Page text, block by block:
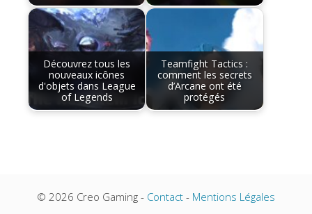
Découvrez tous les
nouveaux icônes
d'objets dans League
of Legends
Teamfight Tactics :
comment les secrets
d’Arcane ont été
protégés
© 2026 Creo Gaming - Contact - Mentions Légales